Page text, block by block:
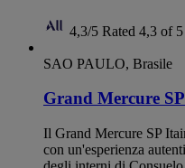
4,3/5 Rated 4,3 of 5
SAO PAULO, Brasile
Grand Mercure
Il Grand Mercure SP
con un'esperienza